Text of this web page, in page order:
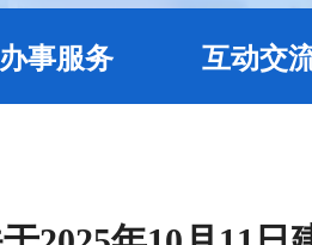
办事服务 互动交